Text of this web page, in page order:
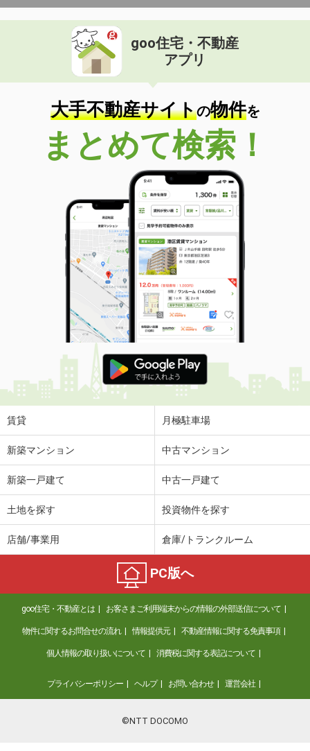
goo住宅・不動産
アプリ
大手不動産サイトの物件を
まとめて検索！
賃貸 月極駐車場
新築マンション 中古マンション
新築一戸建て 中古一戸建て
土地を探す 投資物件を探す
店舗/事業用 倉庫/トランクルーム
PC版へ
goo住宅・不動産とは お客さまご利用端末からの情報の外部送信について
物件に関するお問合せの流れ 情報提供元 不動産情報に関する免責事項
個人情報の取り扱いについて 消費税に関する表記について
プライバシーポリシー ヘルプ お問い合わせ 運営会社
©NTT DOCOMO